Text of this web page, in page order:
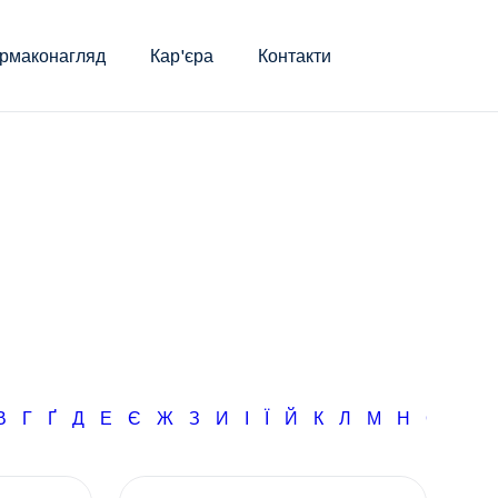
Кар'єра Контакти
Г Ґ Д Е Є Ж З И І Ї Й К Л М Н О